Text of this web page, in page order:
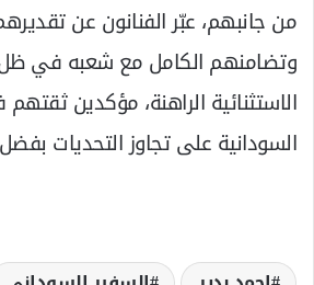
من جانبهم، عبّر الفنانون عن
وتضامنهم الكامل مع شعبه في
الاستثنائية الراهنة، مؤكدين
السودانية على تجاوز التحديات